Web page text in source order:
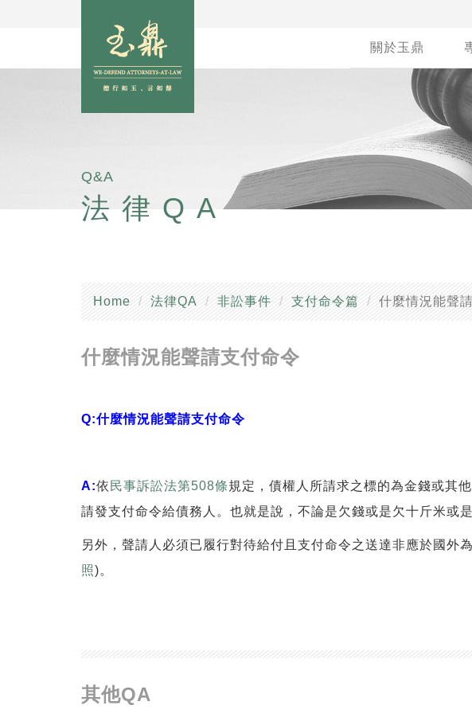
關於玉鼎
Q&A
法律QA
Home 法律QA 非訟事件 支付命令篇 什麼情況能聲
什麼情況能聲請支付命令
Q:什麼情況能聲請支付命令
A:依 民事訴訟法第508條規定，債權人所請求之標的為金錢或其
請發支付命令給債務人。也就是說，不論是欠錢或是欠十斤米或
另外，聲請人必須已履行對待給付且支付命令之送達非應於國外
照)。
其他QA